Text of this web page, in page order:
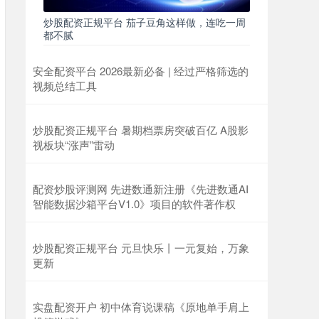
炒股配资正规平台 茄子豆角这样做，连吃一周
都不腻
安全配资平台 2026最新必备 | 经过严格筛选的
视频总结工具
炒股配资正规平台 暑期档票房突破百亿 A股影
视板块“涨声”雷动
配资炒股评测网 先进数通新注册《先进数通AI
智能数据沙箱平台V1.0》项目的软件著作权
炒股配资正规平台 元旦快乐丨一元复始，万象
更新
实盘配资开户 初中体育说课稿《原地单手肩上